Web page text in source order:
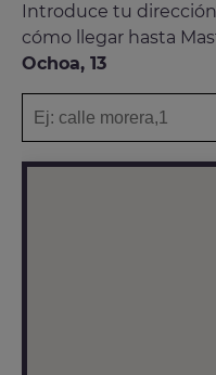
Introduce tu
cómo llegar hasta
Ochoa, 13